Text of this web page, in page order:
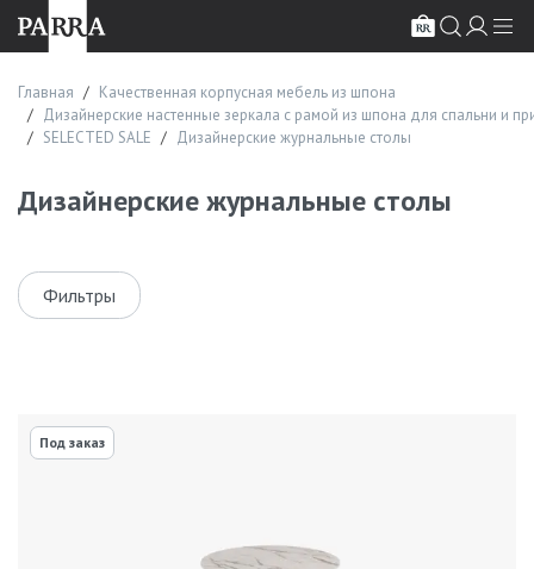
Главная
Качественная корпусная мебель из шпона
Дизайнерские настенные зеркала с рамой из шпона для спальни и
SELECTED SALE
Дизайнерские журнальные столы
Дизайнерские журнальные столы
Фильтры
Под заказ